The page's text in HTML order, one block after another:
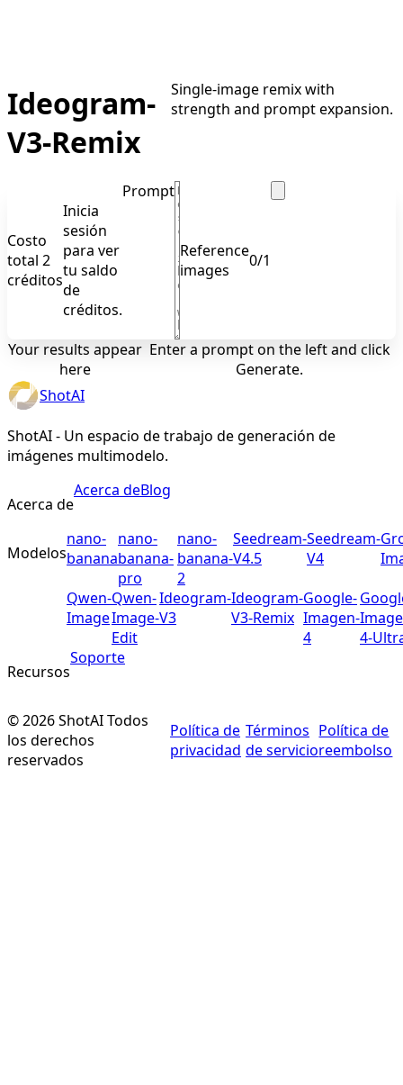
Ideogram-
V3-Remix
Single-image remix with
strength and prompt expansion.
Costo
total 2
créditos
Inicia
sesión
para ver
tu saldo
de
créditos.
Prompt
Reference
images
0/1
Your results appear
here
Enter a prompt on the left and click
Generate.
ShotAI
ShotAI - Un espacio de trabajo de generación de
imágenes multimodelo.
Acerca de
Acerca deBlog
Modelos
nano-
banana
nano-
banana-
pro
nano-
banana-
2
Seedream-
V4.5
Seedream-
V4
Qwen-
Image
Qwen-
Image-
Edit
Ideogram-
V3
Ideogram-
V3-Remix
Google-
Imagen-
4
4-
Recursos
Soporte
©2026ShotAITodos
los derechos
reservados
Política de
privacidad
Términos
de servicio
Política de
reembolso